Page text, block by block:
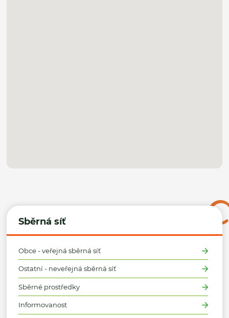
Sběrná síť
Obce - veřejná sběrná síť
Ostatní - neveřejná sběrná síť
Sběrné prostředky
Informovanost